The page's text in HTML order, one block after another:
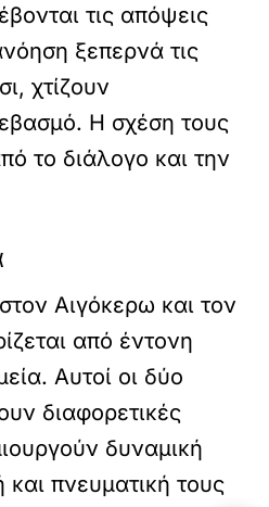
τις απόψεις
ξεπερνά τις
χτίζουν
Η σχέση τους
το διάλογο και την
Αιγόκερω και τον
από έντονη
Αυτοί οι δύο
διαφορετικές
δυναμική
πνευματική τους